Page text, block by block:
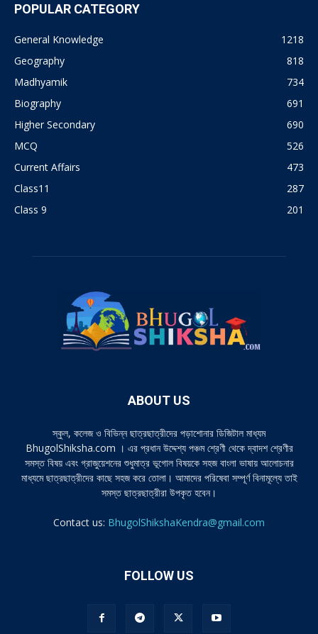
POPULAR CATEGORY
General Knowledge
1218
Geography
818
Madhyamik
734
Biography
691
Higher Secondary
690
MCQ
526
Current Affairs
473
Class11
287
Class 9
201
ABOUT US
স্কুল, কলেজ ও বিভিন্ন ছাত্রছাত্রীদের পড়াশোনার ডিজিটাল মাধ্যম
BhugolShiksha.com । এর প্রধান উদ্দেশ্য পঞ্চম শ্রেণী থেকে দ্বাদশ শ্রেণীর
সমস্ত বিষয় এবং গ্রাজুয়েশনের শুধুমাত্র ভূগোল বিষয়কে সহজ বাংলা ভাষায় আলোচনার
মাধ্যমে ছাত্রছাত্রীদের কাছে সহজ করে তোলা। আমাদের পরিষেবা সম্পূর্ণ বিনামূল্যে তাই
সমস্ত ছাত্রছাত্রীরা উপকৃত হবেন।
Contact us: BhugolShikshaKendra@gmail.com
FOLLOW US